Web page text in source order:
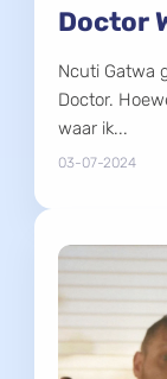
Doctor
Ncuti Gatwa
Doctor.
waar ik...
03-07-2024